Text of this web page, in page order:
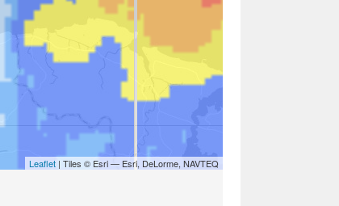
Leaflet | Tiles © Esri — Esri, DeLorme, NAVTEQ